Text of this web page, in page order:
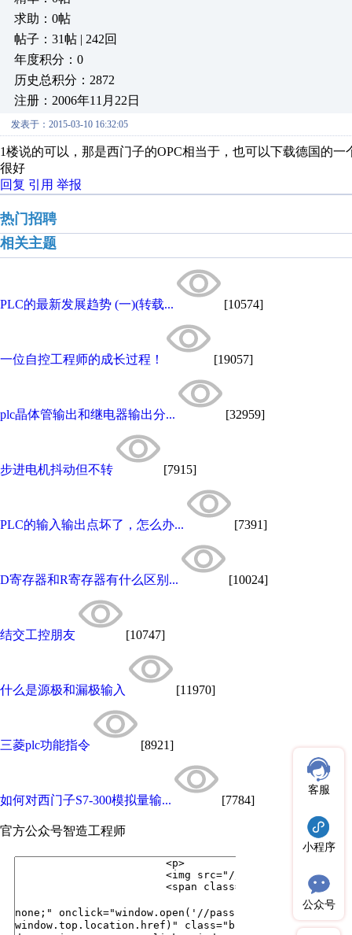
求助：0帖
帖子：31帖 | 242回
年度积分：0
历史总积分：2872
注册：2006年11月22日
发表于：2015-03-10 16:32:05
1楼说的可以，那是西门子的OPC相当于，也可以下载德国的
很好
回复 引用 举报
热门招聘
相关主题
PLC的最新发展趋势 (一)(转载... [10574]
一位自控工程师的成长过程！ [19057]
plc晶体管输出和继电器输出分... [32959]
步进电机抖动但不转 [7915]
PLC的输入输出点坏了，怎么办... [7391]
D寄存器和R寄存器有什么区别... [10024]
结交工控朋友 [10747]
什么是源极和漏极输入 [11970]
三菱plc功能指令 [8921]
如何对西门子S7-300模拟量输... [7784]
官方公众号智造工程师
客服
小程序
公众号